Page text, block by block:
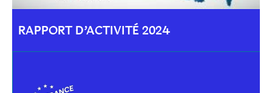
RAPPORT D’ACTIVITÉ 2024